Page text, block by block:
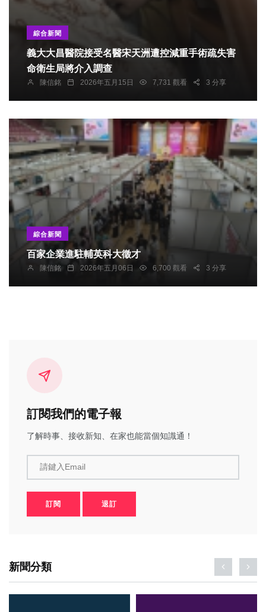
綜合新聞
義大大昌醫院接受名醫宋天洲遭控減重手術疏失害
命衛生局將介入調查
陳信銘 2026年五月15日 7,731 觀看 3 分享
綜合新聞
百家企業進駐輔英科大徵才
陳信銘 2026年五月06日 6,700 觀看 3 分享
訂閱我們的電子報
了解時事、接收新知、在家也能當個知識通！
請鍵入Email
訂閱 退訂
新聞分類